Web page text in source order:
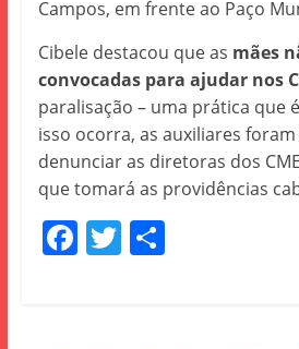
Campos, em frente ao Paço
Cibele destacou que as mães
convocadas para ajudar nos
paralisação – uma prática que
isso ocorra, as auxiliares
denunciar as diretoras dos
que tomará as providências
F T S